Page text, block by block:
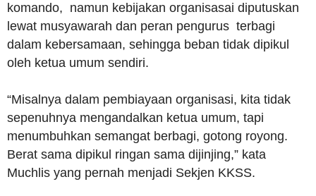
komando, namun kebijakan organisasai diputuskan
lewat musyawarah dan peran pengurus terbagi
dalam kebersamaan, sehingga beban tidak dipikul
oleh ketua umum sendiri.
“Misalnya dalam pembiayaan organisasi, kita tidak
sepenuhnya mengandalkan ketua umum, tapi
menumbuhkan semangat berbagi, gotong royong.
Berat sama dipikul ringan sama dijinjing,” kata
Muchlis yang pernah menjadi Sekjen KKSS.